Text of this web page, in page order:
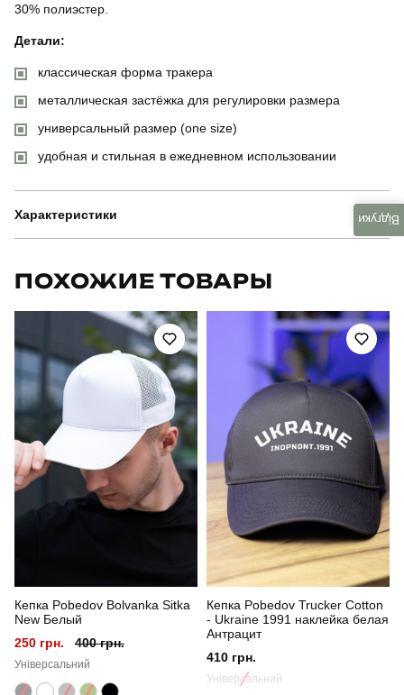
30% полиэстер.
Детали:
классическая форма тракера
металлическая застёжка для регулировки размера
универсальный размер (one size)
удобная и стильная в ежедневном использовании
Характеристики
Артикул HWcp2050UNan
Призначення для повсякденного носіння
Стиль повсякденний
Сезон літо
ПОХОЖИЕ ТОВАРЫ
Кепка Pobedov Bolvanka Sitka
New Белый
250 грн.
400 грн.
Універсальний
Кепка Pobedov Trucker Cotton
- Ukraine 1991 наклейка белая
Антрацит
410 грн.
Універсальний
Відгуки